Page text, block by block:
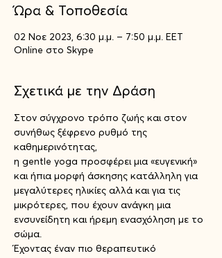
Ώρα & Τοποθεσία
02 Νοε 2023, 6:30 μ.μ. – 7:50 μ.μ. EET
Online στο Skype
Σχετικά με την Δράση
Στον σύγχρονο τρόπο ζωής και στον
συνήθως ξέφρενο ρυθμό της
καθημερινότητας,
η gentle yoga προσφέρει μια «ευγενική»
και ήπια μορφή άσκησης κατάλληλη για
μεγαλύτερες ηλικίες αλλά και για τις
μικρότερες, που έχουν ανάγκη μια
ενσυνείδητη και ήρεμη ενασχόληση με το
σώμα.
Έχοντας έναν πιο θεραπευτικό